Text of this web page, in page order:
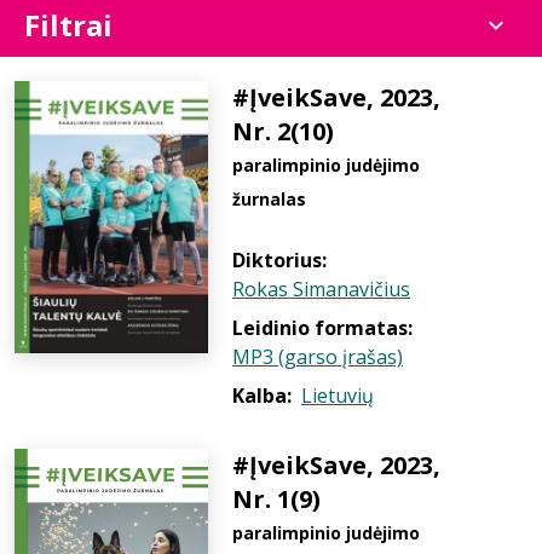
Filtrai
#ĮveikSave, 2023,
Nr. 2(10)
paralimpinio judėjimo
žurnalas
Diktorius:
Rokas Simanavičius
Leidinio formatas:
MP3 (garso įrašas)
Kalba: Lietuvių
#ĮveikSave, 2023,
Nr. 1(9)
paralimpinio judėjimo